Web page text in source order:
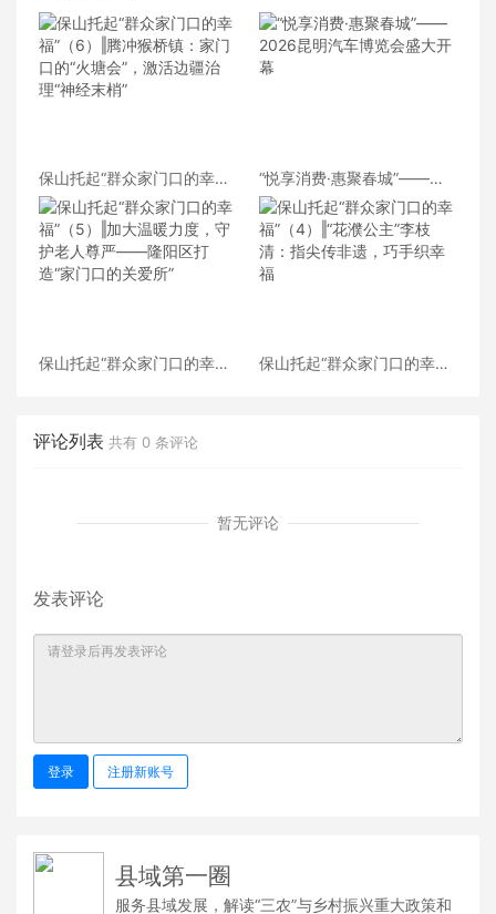
保山托起“群众家门口的幸
福”（6）‖腾冲猴桥镇：家门
口的“火塘会”，激活边疆治
理“神经末梢”
“悦享消费·惠聚春城”——
2026昆明汽车博览会盛大开
幕
保山托起“群众家门口的幸
保山托起“群众家门口的幸
评论列表 共有 0 条评论
暂无评论
发表评论
登录 注册新账号
县域第一圈
服务县域发展，解读“三农”与乡村振兴重大政策和